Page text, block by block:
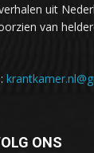
uit
van
ONS